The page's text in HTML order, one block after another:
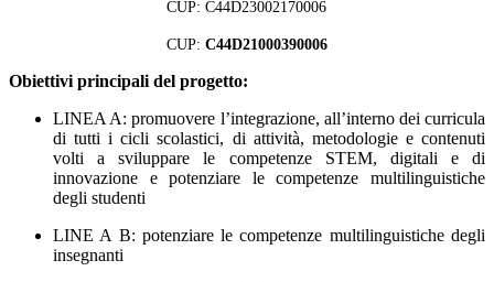
CUP: C44D23002170006
CUP: C44D21000390006
Obiettivi principali del progetto:
LINEA A: promuovere l’integrazione, all’interno dei curricula
di tutti i cicli scolastici, di attività, metodologie e contenuti
volti a sviluppare le competenze STEM, digitali e di
innovazione e potenziare le competenze multilinguistiche
degli studenti
LINE A B: potenziare le competenze multilinguistiche degli
insegnanti